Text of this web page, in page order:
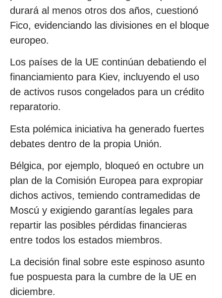
durará al menos otros dos años, cuestionó
Fico, evidenciando las divisiones en el bloque
europeo.
Los países de la UE continúan debatiendo el
financiamiento para Kiev, incluyendo el uso
de activos rusos congelados para un crédito
reparatorio.
Esta polémica iniciativa ha generado fuertes
debates dentro de la propia Unión.
Bélgica, por ejemplo, bloqueó en octubre un
plan de la Comisión Europea para expropiar
dichos activos, temiendo contramedidas de
Moscú y exigiendo garantías legales para
repartir las posibles pérdidas financieras
entre todos los estados miembros.
La decisión final sobre este espinoso asunto
fue pospuesta para la cumbre de la UE en
diciembre.